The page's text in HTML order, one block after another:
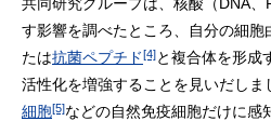
す影響を調べたところ、自分の細胞
たは抗菌ペプチド[4]と複合体を形成
活性化を増強することを見いだしま
細胞[5]などの自然免疫細胞だけに感